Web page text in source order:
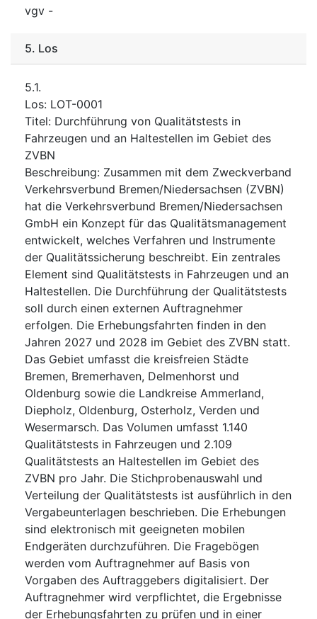
vgv -
5. Los
5.1.
Los: LOT-0001
Titel: Durchführung von Qualitätstests in
Fahrzeugen und an Haltestellen im Gebiet des
ZVBN
Beschreibung: Zusammen mit dem Zweckverband
Verkehrsverbund Bremen/Niedersachsen (ZVBN)
hat die Verkehrsverbund Bremen/Niedersachsen
GmbH ein Konzept für das Qualitätsmanagement
entwickelt, welches Verfahren und Instrumente
der Qualitätssicherung beschreibt. Ein zentrales
Element sind Qualitätstests in Fahrzeugen und an
Haltestellen. Die Durchführung der Qualitätstests
soll durch einen externen Auftragnehmer
erfolgen. Die Erhebungsfahrten finden in den
Jahren 2027 und 2028 im Gebiet des ZVBN statt.
Das Gebiet umfasst die kreisfreien Städte
Bremen, Bremerhaven, Delmenhorst und
Oldenburg sowie die Landkreise Ammerland,
Diepholz, Oldenburg, Osterholz, Verden und
Wesermarsch. Das Volumen umfasst 1.140
Qualitätstests in Fahrzeugen und 2.109
Qualitätstests an Haltestellen im Gebiet des
ZVBN pro Jahr. Die Stichprobenauswahl und
Verteilung der Qualitätstests ist ausführlich in den
Vergabeunterlagen beschrieben. Die Erhebungen
sind elektronisch mit geeigneten mobilen
Endgeräten durchzuführen. Die Fragebögen
werden vom Auftragnehmer auf Basis von
Vorgaben des Auftraggebers digitalisiert. Der
Auftragnehmer wird verpflichtet, die Ergebnisse
der Erhebungsfahrten zu prüfen und in einer